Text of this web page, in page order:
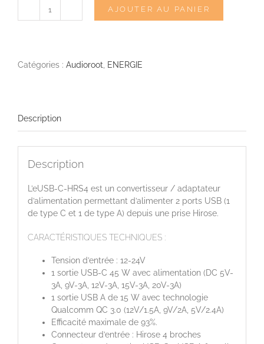
quantité
HRS4
AJOUTER AU PANIER
Catégories : Audioroot ENERGIE
Description
Description
L’eUSB-C-HRS4 est un convertisseur / adaptateur
d’alimentation permettant d’alimenter 2 ports USB (1
de type C et 1 de type A) depuis une prise Hirose.
CARACTÉRISTIQUES TECHNIQUES :
Tension d’entrée : 12-24V
1 sortie USB-C 45 W avec alimentation (DC 5V-
3A, 9V-3A, 12V-3A, 15V-3A, 20V-3A)
1 sortie USB A de 15 W avec technologie
Qualcomm QC 3.0 (12V/1.5A, 9V/2A, 5V/2.4A)
Efficacité maximale de 93%.
Connecteur d’entrée : Hirose 4 broches